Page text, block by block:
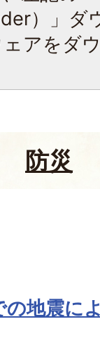
）」ダ
アをダ
防災
地震に